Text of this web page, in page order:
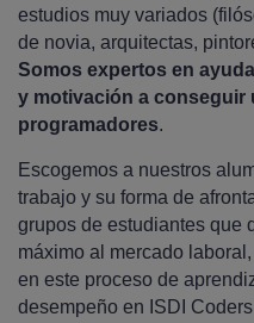
estudios muy variados
de novia, arquitectas,
Somos expertos en
y motivación a conseguir
programadores.
Escogemos a nuestros
trabajo y su forma de
grupos de estudiantes que
máximo al mercado
en este proceso de
desempeño en ISDI